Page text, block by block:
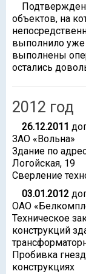
объектов, на
выполнило уже
выполнены
остались
2012 год
26.12.2011
ЗАО «Вольна»
Здание по
Логойская, 19
Сверление
03.01.2012
ОАО
Техническое
конструкций
Пробивка
конструкциях